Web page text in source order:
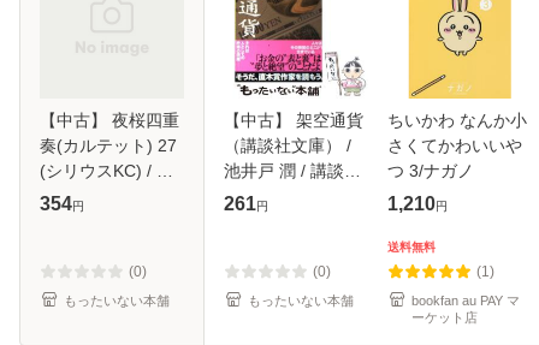
【中古】 夜桜四重
奏(カルテット) 27
(シリウスKC) / ヤ
スダスズヒト / 講
料】
354円
(0)
もったいない本舗
【中古】 架空通貨
（講談社文庫） /
池井戸 潤 / 講談社
[文庫]【メール便送
261円
(0)
もったいない本舗
ちいかわ なんか小
さくてかわいいや
つ 3/ナガノ
1,210円
送料無料
(1)
bookfan au PAY マ
ーケット店